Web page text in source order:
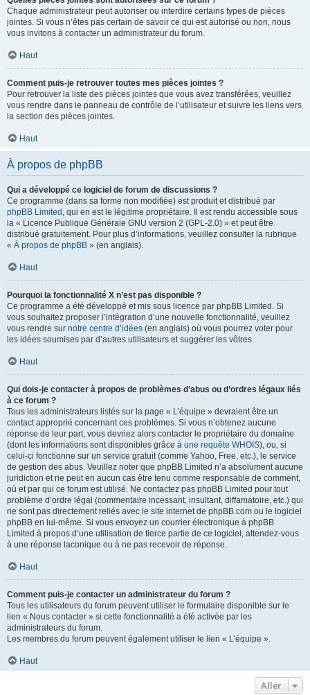
Chaque administrateur peut autoriser ou interdire certains types de pièces
jointes. Si vous n’êtes pas certain de savoir ce qui est autorisé ou non, nous
vous invitons à contacter un administrateur du forum.
Haut
Comment puis-je retrouver toutes mes pièces jointes ?
Pour retrouver la liste des pièces jointes que vous avez transférées, veuillez
vous rendre dans le panneau de contrôle de l’utilisateur et suivre les liens vers
la section des pièces jointes.
Haut
À propos de phpBB
Qui a développé ce logiciel de forum de discussions ?
Ce programme (dans sa forme non modifiée) est produit et distribué par
phpBB Limited , qui en est le légitime propriétaire. Il est rendu accessible sous
la « Licence Publique Générale GNU version 2 (GPL-2.0) » et peut être
distribué gratuitement. Pour plus d’informations, veuillez consulter la rubrique
« À propos de phpBB » (en anglais).
Haut
Pourquoi la fonctionnalité X n’est pas disponible ?
Ce programme a été développé et mis sous licence par phpBB Limited. Si
vous souhaitez proposer l’intégration d’une nouvelle fonctionnalité, veuillez
vous rendre sur notre centre d’idées (en anglais) où vous pourrez voter pour
les idées soumises par d’autres utilisateurs et suggérer les vôtres.
Haut
Qui dois-je contacter à propos de problèmes d’abus ou d’ordres légaux liés
à ce forum ?
Tous les administrateurs listés sur la page « L’équipe » devraient être un
contact approprié concernant ces problèmes. Si vous n’obtenez aucune
réponse de leur part, vous devriez alors contacter le propriétaire du domaine
(dont les informations sont disponibles grâce à une requête WHOIS), ou, si
celui-ci fonctionne sur un service gratuit (comme Yahoo, Free, etc.), le service
de gestion des abus. Veuillez noter que phpBB Limited n’a absolument aucune
juridiction et ne peut en aucun cas être tenu comme responsable de comment,
où et par qui ce forum est utilisé. Ne contactez pas phpBB Limited pour tout
problème d’ordre légal (commentaire incessant, insultant, diffamatoire, etc.) qui
ne sont pas directement reliés avec le site internet de phpBB.com ou le logiciel
phpBB en lui-même. Si vous envoyez un courrier électronique à phpBB
Limited à propos d’une utilisation de tierce partie de ce logiciel, attendez-vous
à une réponse laconique ou à ne pas recevoir de réponse.
Haut
Comment puis-je contacter un administrateur du forum ?
Tous les utilisateurs du forum peuvent utiliser le formulaire disponible sur le
lien « Nous contacter » si cette fonctionnalité a été activée par les
administrateurs du forum.
Les membres du forum peuvent également utiliser le lien « L’équipe ».
Haut
Aller